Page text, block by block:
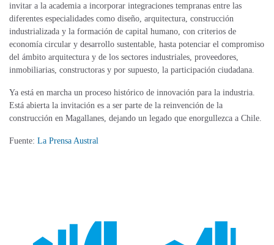
invitar a la academia a incorporar integraciones tempranas entre las
diferentes especialidades como diseño, arquitectura, construcción
industrializada y la formación de capital humano, con criterios de
economía circular y desarrollo sustentable, hasta potenciar el compromiso
del ámbito arquitectura y de los sectores industriales, proveedores,
inmobiliarias, constructoras y por supuesto, la participación ciudadana.
Ya está en marcha un proceso histórico de innovación para la industria.
Está abierta la invitación es a ser parte de la reinvención de la
construcción en Magallanes, dejando un legado que enorgullezca a Chile.
Fuente: La Prensa Austral